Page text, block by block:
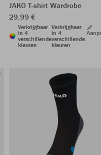
JAKO T-shirt Wardrobe
29,99 €
Verkrijgbaar
in 4
verschillende
kleuren
Verkrijgbaar
in 4
verschillende
kleuren